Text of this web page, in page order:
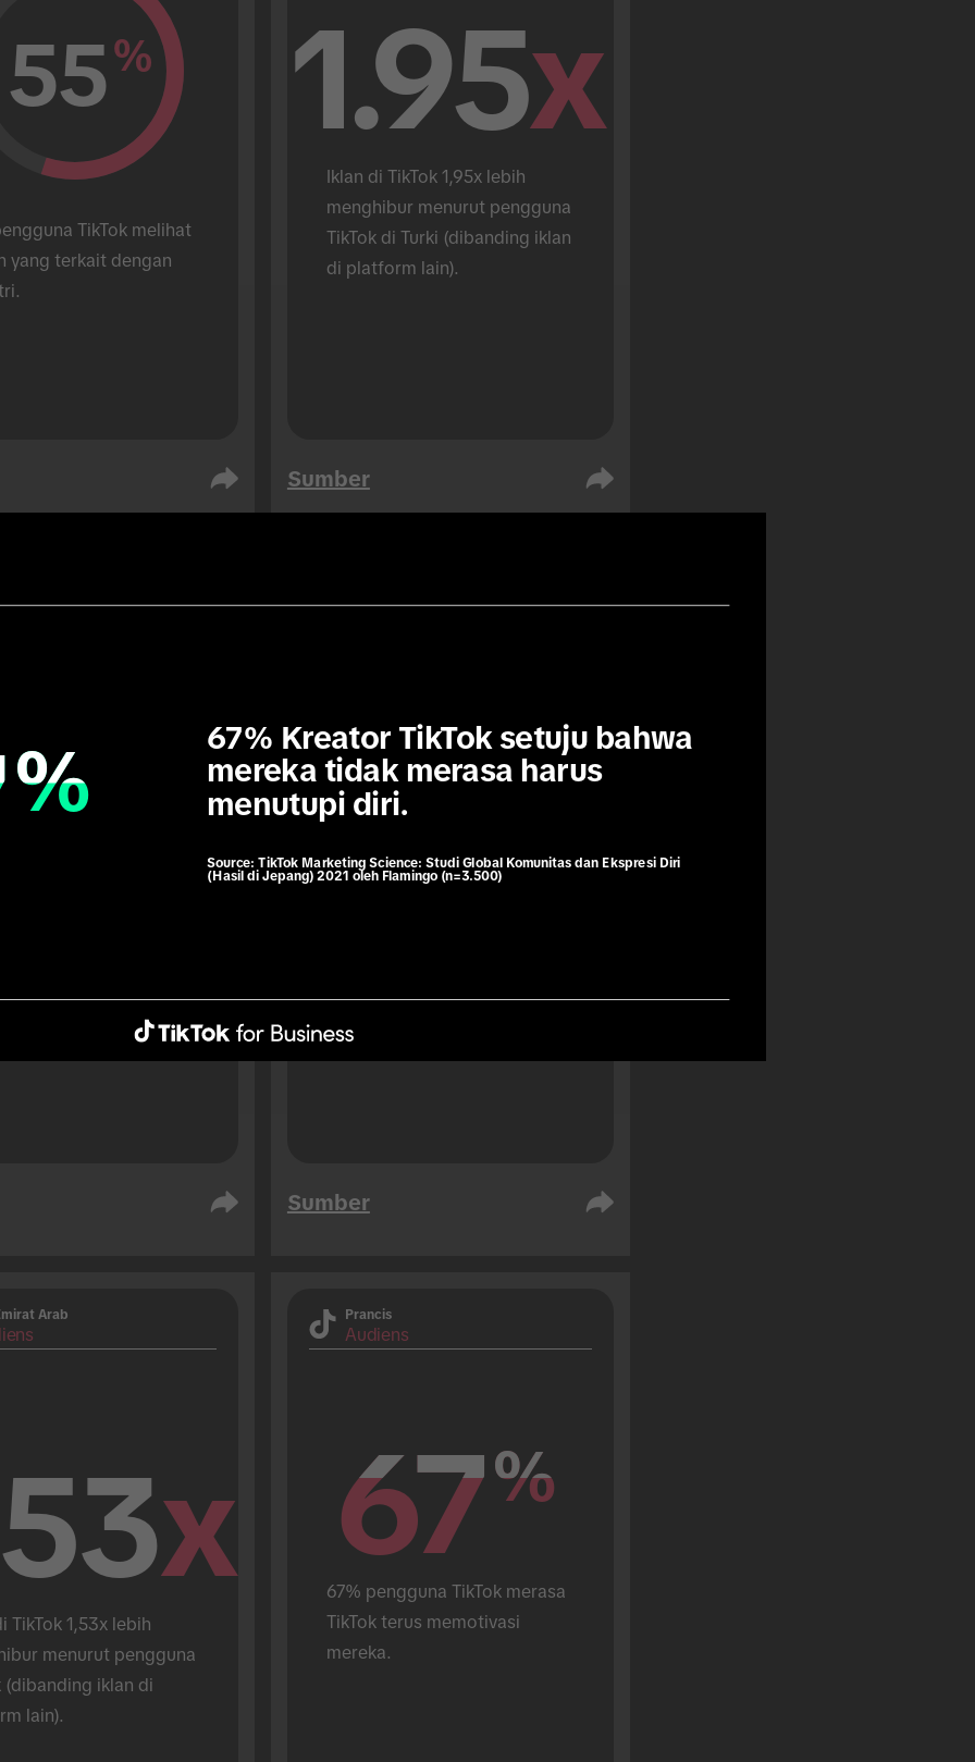
55%
TikTok melihat
yang terkait dengan
1.95x
Iklan di TikTok 1,95x lebih
menghibur menurut pengguna
TikTok di Turki (dibanding iklan
di platform lain).
Sumber
Audiens
76%
76%
76% pengguna TikTok segera
Sumber
Arab
x
TikTok 1,53x lebih
menurut pengguna
(dibanding iklan di
lain).
Prancis
Audiens
67%
67%
67% pengguna TikTok merasa
TikTok terus memotivasi
mereka.
%
%
67% Kreator TikTok setuju bahwa
mereka tidak merasa harus
menutupi diri.
Source:TikTok Marketing Science: Studi Global Komunitas dan Ekspresi Diri
(Hasil di Jepang) 2021 oleh Flamingo (n=3.500)